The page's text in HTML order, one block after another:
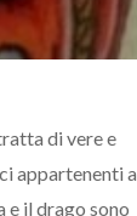
di vere e
appartenenti a
il drago sono